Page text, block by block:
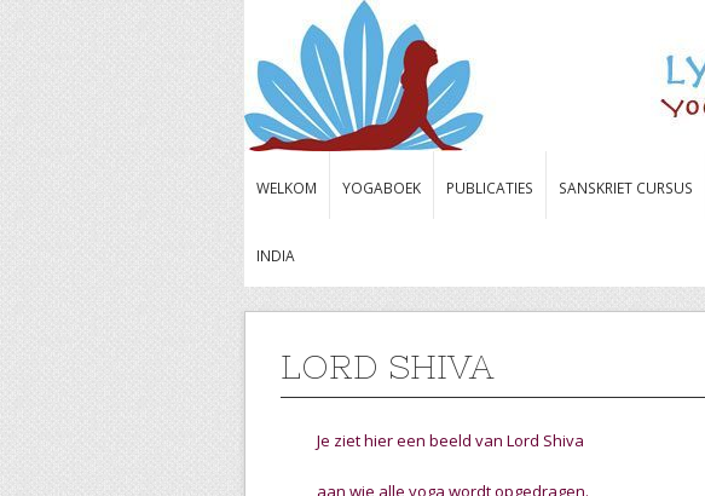
WELKOM YOGABOEK PUBLICATIES SANSKRIET CURSUS
INDIA
LORD SHIVA
Je ziet hier een beeld van Lord Shiva
aan wie alle yoga wordt opgedragen.